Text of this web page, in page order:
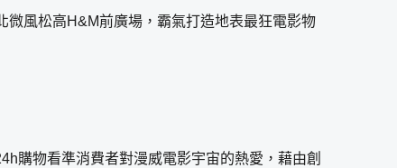
風松高H&M前廣場，霸氣打造地表最狂電影物
購物看準消費者對漫威電影宇宙的熱愛，藉由創